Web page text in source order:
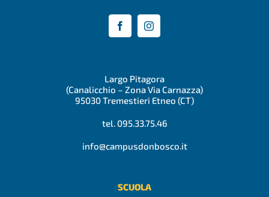
Largo Pitagora
(Canalicchio – Zona Via Carnazza)
95030 Tremestieri Etneo (CT)
tel. 095.33.75.46
info@campusdonbosco.it
SCUOLA